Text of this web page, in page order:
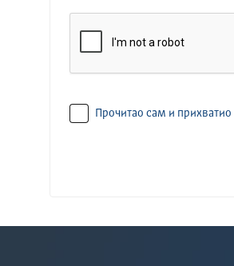
Прочитао сам и прихватио